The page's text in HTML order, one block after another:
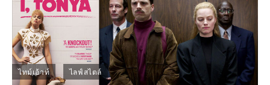
ไทม์เอ้าท์ ไลฟ์สไตล์